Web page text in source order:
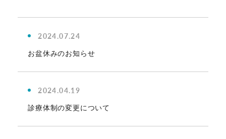
2024.07.24
お盆休みのお知らせ
2024.04.19
診療体制の変更について